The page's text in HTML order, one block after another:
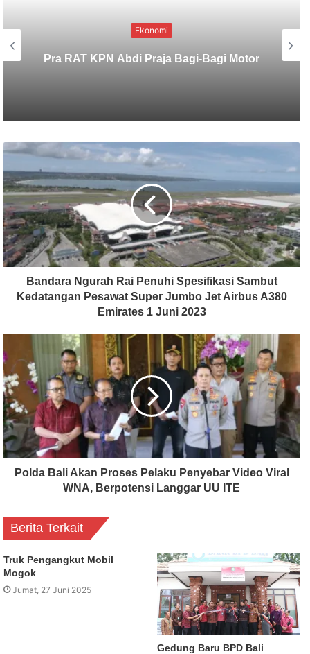
Langsung Tembus Puluhan MMSCFD,
Bandara Ngurah Rai Penuhi Spesifikasi Sambut
Kedatangan Pesawat Super Jumbo Jet Airbus A380
Emirates 1 Juni 2023
Polda Bali Akan Proses Pelaku Penyebar Video Viral
WNA, Berpotensi Langgar UU ITE
Berita Terkait
Truk Pengangkut Mobil
Mogok
Jumat, 27 Juni 2025
Gedung Baru BPD Bali